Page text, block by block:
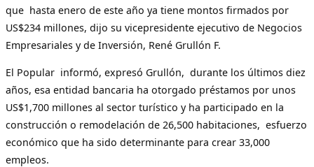
que hasta enero de este año ya tiene montos firmados por
US$234 millones, dijo su vicepresidente ejecutivo de Negocios
Empresariales y de Inversión, René Grullón F.
El Popular informó, expresó Grullón, durante los últimos diez
años, esa entidad bancaria ha otorgado préstamos por unos
US$1,700 millones al sector turístico y ha participado en la
construcción o remodelación de 26,500 habitaciones, esfuerzo
económico que ha sido determinante para crear 33,000
empleos.